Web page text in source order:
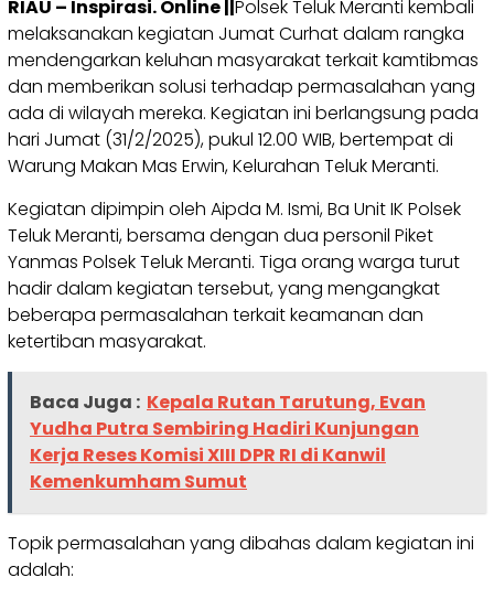
RIAU – Inspirasi. Online ||Polsek Teluk Meranti kembali
melaksanakan kegiatan Jumat Curhat dalam rangka
mendengarkan keluhan masyarakat terkait kamtibmas
dan memberikan solusi terhadap permasalahan yang
ada di wilayah mereka. Kegiatan ini berlangsung pada
hari Jumat (31/2/2025), pukul 12.00 WIB, bertempat di
Warung Makan Mas Erwin, Kelurahan Teluk Meranti.
Kegiatan dipimpin oleh Aipda M. Ismi, Ba Unit IK Polsek
Teluk Meranti, bersama dengan dua personil Piket
Yanmas Polsek Teluk Meranti. Tiga orang warga turut
hadir dalam kegiatan tersebut, yang mengangkat
beberapa permasalahan terkait keamanan dan
ketertiban masyarakat.
Baca Juga : Kepala Rutan Tarutung, Evan
Yudha Putra Sembiring Hadiri Kunjungan
Kerja Reses Komisi XIII DPR RI di Kanwil
Kemenkumham Sumut
Topik permasalahan yang dibahas dalam kegiatan ini
adalah: